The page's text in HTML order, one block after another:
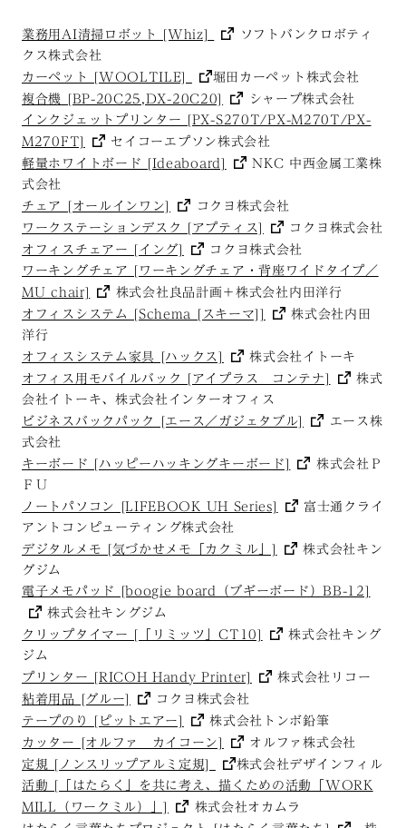
業務用AI清掃ロボット [Whiz]
ソフトバンクロボティ
クス株式会社
カーペット [WOOLTILE]
堀田カーペット株式会社
複合機 [BP-20C25,DX-20C20]
シャープ株式会社
インクジェットプリンター [PX-S270T/PX-M270T/PX-
M270FT]
セイコーエプソン株式会社
軽量ホワイトボード [Ideaboard]
NKC 中西金属工業株
式会社
チェア [オールインワン]
コクヨ株式会社
ワークステーションデスク [アプティス]
コクヨ株式会社
オフィスチェアー [イング]
コクヨ株式会社
ワーキングチェア [ワーキングチェア・背座ワイドタイプ／
MU chair]
株式会社良品計画＋株式会社内田洋行
オフィスシステム [Schema [スキーマ]]
株式会社内田
洋行
オフィスシステム家具 [ハックス]
株式会社イトーキ
オフィス用モバイルバック [アイプラス コンテナ]
株式
会社イトーキ、株式会社インターオフィス
ビジネスバックパック [エース／ガジェタブル]
エース株
式会社
キーボード [ハッピーハッキングキーボード]
株式会社Ｐ
ＦＵ
ノートパソコン [LIFEBOOK UH Series]
富士通クライ
アントコンピューティング株式会社
デジタルメモ [気づかせメモ「カクミル」]
株式会社キン
グジム
電子メモパッド [boogie board（ブギーボード）BB-12]
株式会社キングジム
クリップタイマー [「リミッツ」CT10]
株式会社キング
ジム
プリンター [RICOH Handy Printer]
株式会社リコー
粘着用品 [グルー]
コクヨ株式会社
テープのり [ピットエアー]
株式会社トンボ鉛筆
カッター [オルファ カイコーン]
オルファ株式会社
定規 [ノンスリップアルミ定規]
株式会社デザインフィル
活動 [「はたらく」を共に考え、描くための活動「WORK
MILL（ワークミル）」]
株式会社オカムラ